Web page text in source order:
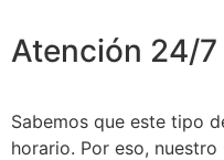
Atención 24/
Sabemos que este tipo
horario. Por eso,